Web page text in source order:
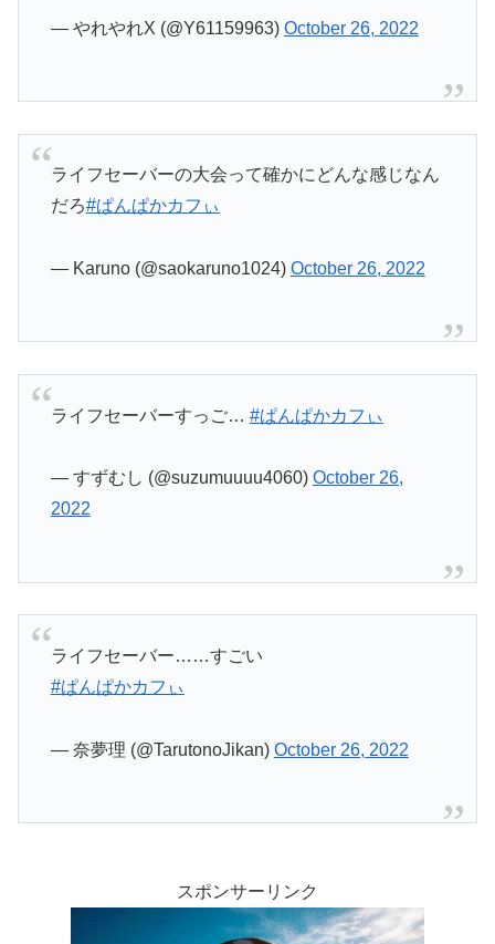
— やれやれX (@Y61159963) October 26, 2022
ライフセーバーの大会って確かにどんな感じなん
だろ#ぱんぱかカフぃ
— Karuno (@saokaruno1024) October 26, 2022
ライフセーバーすっご… #ぱんぱかカフぃ
— すずむし (@suzumuuuu4060) October 26,
2022
ライフセーバー……すごい
#ぱんぱかカフぃ
— 奈夢理 (@TarutonoJikan) October 26, 2022
スポンサーリンク